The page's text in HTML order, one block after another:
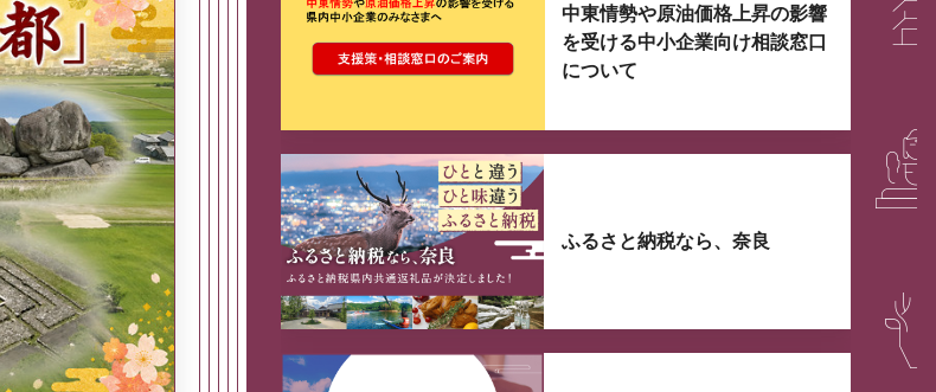
県広報誌「県民だより奈良」
2026年8月号
奈良県政策集
中東情勢や原油価格上昇の影響
を受ける中小企業向け相談窓口
について
ふるさと納税なら、奈良